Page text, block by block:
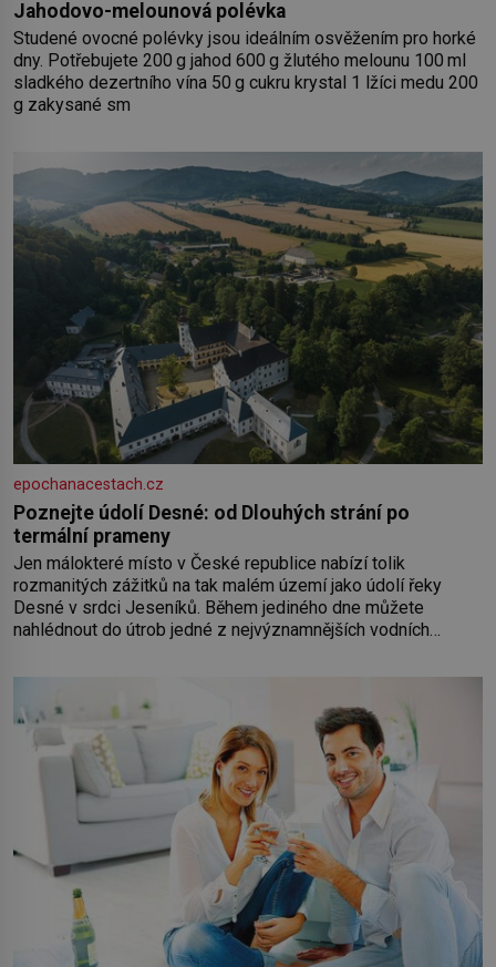
Jahodovo-melounová polévka
Studené ovocné polévky jsou ideálním osvěžením pro horké
dny. Potřebujete 200 g jahod 600 g žlutého melounu 100 ml
sladkého dezertního vína 50 g cukru krystal 1 lžíci medu 200
g zakysané sm
epochanacestach.cz
Poznejte údolí Desné: od Dlouhých strání po
termální prameny
Jen málokteré místo v České republice nabízí tolik
rozmanitých zážitků na tak malém území jako údolí řeky
Desné v srdci Jeseníků. Během jediného dne můžete
nahlédnout do útrob jedné z nejvýznamnějších vodních
koloběžce a den zakončit poznáváním památek ve Velkých